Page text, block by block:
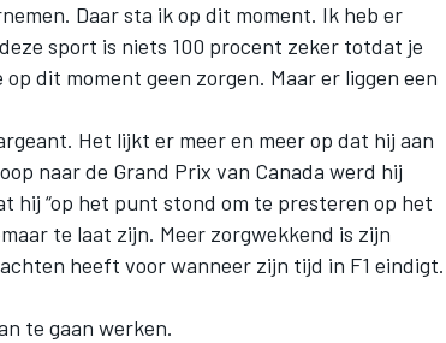
Daar sta ik op dit moment. Ik heb er
sport is niets 100 procent zeker totdat je
dit moment geen zorgen. Maar er liggen een
Het lijkt er meer en meer op dat hij aan
naar de Grand Prix van Canada werd hij
hij “op het punt stond om te presteren op het
te laat zijn. Meer zorgwekkend is zijn
heeft voor wanneer zijn tijd in F1 eindigt.
te gaan werken.